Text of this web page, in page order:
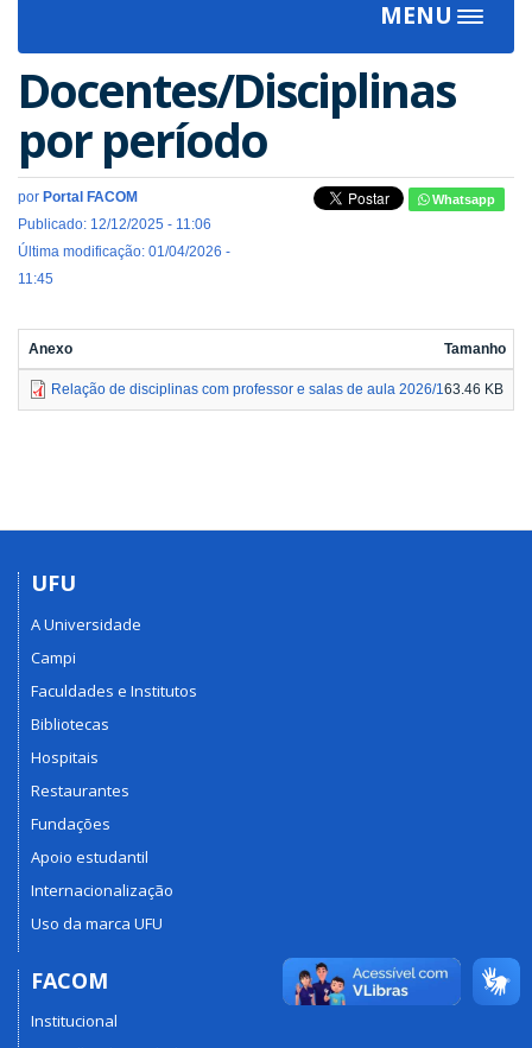
MENU
Toggle
Docentes/Disciplinas
por período
por Portal FACOM
Publicado: 12/12/2025 - 11:06
Última modificação: 01/04/2026 -
11:45
Whatsapp
Anexo Tamanho
Relação de disciplinas com professor e salas de aula 2026/1 63.46 KB
UFU
A Universidade
Campi
Faculdades e Institutos
Bibliotecas
Hospitais
Restaurantes
Fundações
Apoio estudantil
Internacionalização
Uso da marca UFU
FACOM
Institucional